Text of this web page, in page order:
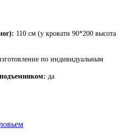
110 см (у кровати 90*200 высота
по индивидуальным
да